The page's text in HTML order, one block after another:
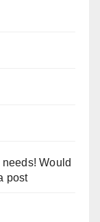
Would
post